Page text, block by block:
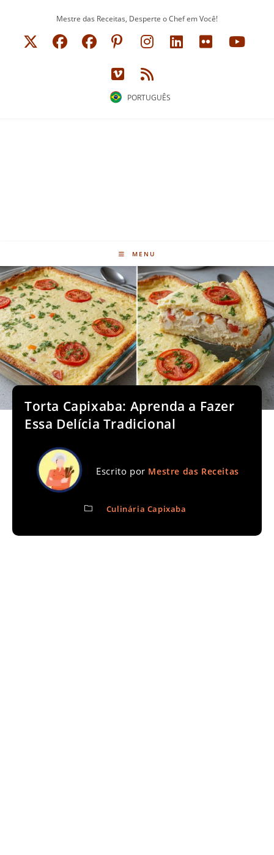
Mestre das Receitas, Desperte o Chef em Você!
PORTUGUÊS
MENU
Torta Capixaba: Aprenda a Fazer
Essa Delícia Tradicional
Escrito por Mestre das Receitas
Culinária Capixaba